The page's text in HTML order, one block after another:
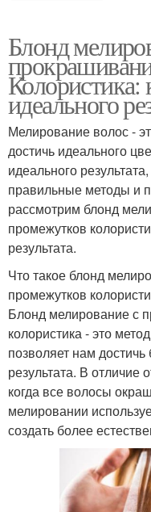
Блонд
Колористика:
идеального
Мелирование волос -
достичь идеального
идеального
правильные методы и
рассмотрим блонд
промежутков
результата.
Что такое блонд
промежутков
Блонд мелирование с
колористика - это
позволяет нам достичь
результата. В отличие
когда все волосы
мелировании
создать более